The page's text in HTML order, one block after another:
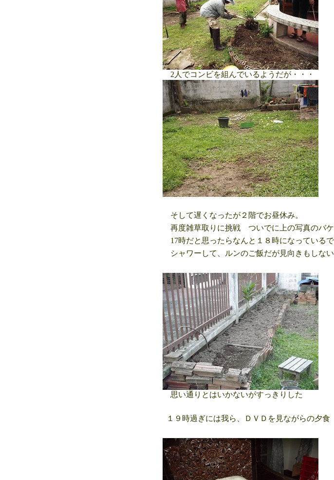
2人でコンビを組んでいるようだが・・・
そして遅くなったが２階でお昼休み。
再度雑草取りに挑戦 ついでに上の写真のバケ
17時だと思ったらなんと１８時になっているで
シャワーして、ルンのご飯だが見向きもしない
思い通りとはいかないがすっきりした
１９時過ぎには我ら、ＤＶＤを見ながらの夕